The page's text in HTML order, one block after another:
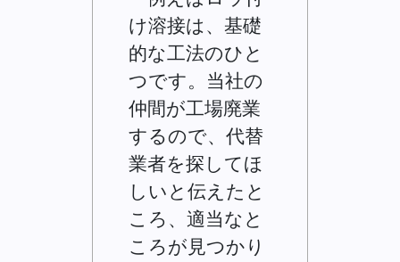
け溶接は、基礎
的な工法のひと
つです。当社の
仲間が工場廃業
するので、代替
業者を探してほ
しいと伝えたと
ころ、適当なと
ころが見つかり